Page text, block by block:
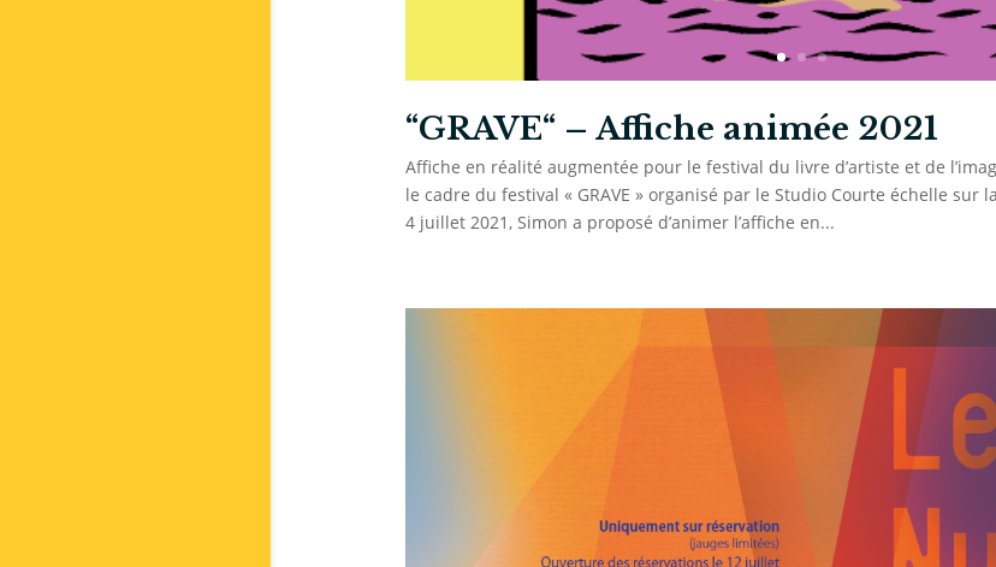
“GRAVE“ – Affiche animée 2021
Affiche en réalité augmentée pour le festival du livre d’artiste et de
le cadre du festival « GRAVE » organisé par le Studio Courte échelle sur
4 juillet 2021, Simon a proposé d’animer l’affiche en...